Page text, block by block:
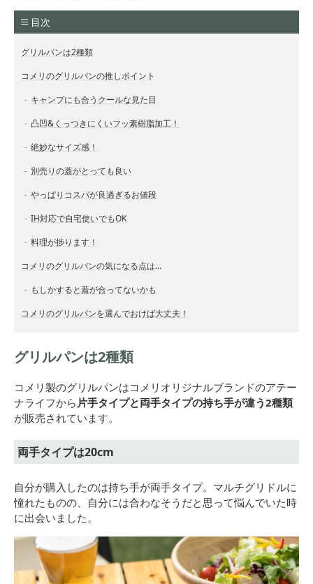
目次
グリルパンは2種類
コメリのグリルパンの推しポイント
キャンプにも合うクールな見た目
凸凹&くっつきにくいフッ素樹脂加工！
絶妙なサイズ感！
別売りの蓋がとっても良い
やっぱりコスパが良過ぎるお値段
IH対応で自宅使いでもOK
料理が捗ります！
コメリのグリルパンの気になる点は…
もしかすると蓋が合ってないかも
コメリのグリルパンを選んでおけば大丈夫！
グリルパンは2種類
コメリ製のグリルパンはコメリオリジナルブランドのアテー
ナライフから 片手タイプと両手タイプの持ち手が違う2種類
が販売されています。
両手タイプは20cm
自分が購入したのは持ち手が両手タイプ。マルチグリドルに
憧れたものの、自分には合わなそうだと思って悩んでいた時
に出会いました。